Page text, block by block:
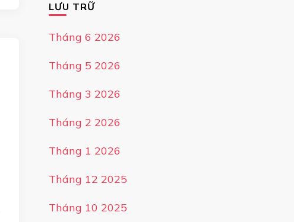
LƯU TRỮ
Tháng 6 2026
Tháng 5 2026
Tháng 3 2026
Tháng 2 2026
Tháng 1 2026
Tháng 12 2025
Tháng 10 2025